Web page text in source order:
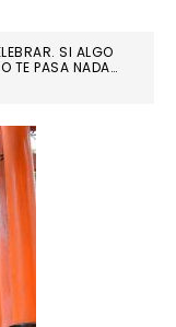
SI ALGO
TE PASA NADA…